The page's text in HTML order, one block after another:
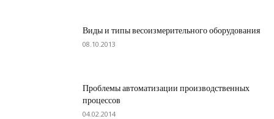
Виды и типы весоизмерительного оборудования
08.10.2013
Проблемы автоматизации производственных
процессов
04.02.2014